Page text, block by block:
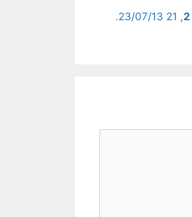
, 23/07/13 21.